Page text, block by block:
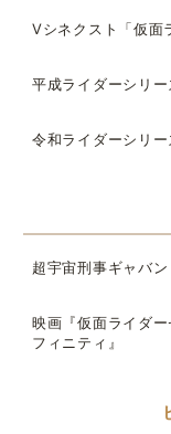
Vシネクスト「仮面
平成ライダーシリー
令和ライダーシリー
超宇宙刑事ギャバ
映画『仮面ライダ
フィニティ』